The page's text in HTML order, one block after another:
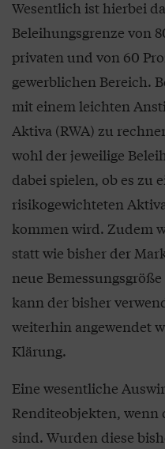
Wesentlich ist hierbei
Beleihungsgrenze von
privaten und von 60
gewerblichen Bereich.
mit einem leichten
Aktiva (RWA) zu
wohl der jeweilige
dabei spielen, ob es zu
risikogewichteten
kommen wird. Zudem
statt wie bisher der
neue
kann der bisher
weiterhin angewendet
Klärung.
Eine wesentliche
Renditeobjekten,
sind. Wurden diese